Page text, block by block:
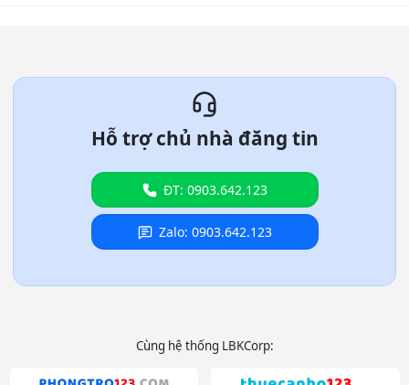
Hỗ trợ chủ nhà đăng tin
ĐT: 0903.642.123
Zalo: 0903.642.123
Cùng hệ thống LBKCorp: